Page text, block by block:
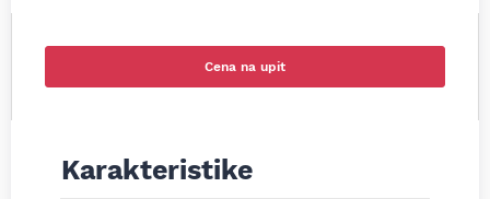
Cena na upit
Karakteristike